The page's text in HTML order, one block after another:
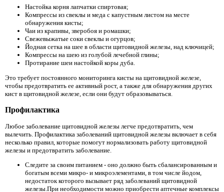
Настойка корня лапчатки спиртовая;
Компрессы из свеклы и меда с капустным листом на месте
обнаружения кисты;
Чаи из крапивы, зверобоя и ромашки;
Свежевыжатые соки свеклы и огурцов;
Йодная сетка на шее в области щитовидной железы, над ключицей;
Компрессы на шею из голубой лечебной глины;
Протирание шеи настойкой коры дуба.
Это требует постоянного мониторинга кисты на щитовидной железе,
чтобы предотвратить ее активный рост, а также для обнаружения других
кист в щитовидной железе, если они будут образовываться.
Профилактика
Любое заболевание щитовидной железы легче предотвратить, чем
вылечить. Профилактика заболеваний щитовидной железы включает в себя
несколько правил, которые помогут нормализовать работу щитовидной
железы и предотвратить заболевание.
Следите за своим питанием - оно должно быть сбалансированным и
богатым всеми микро- и микроэлементами, в том числе йодом,
недостаток которого вызывает ряд заболеваний щитовидной
железы.При необходимости можно приобрести аптечные комплексы